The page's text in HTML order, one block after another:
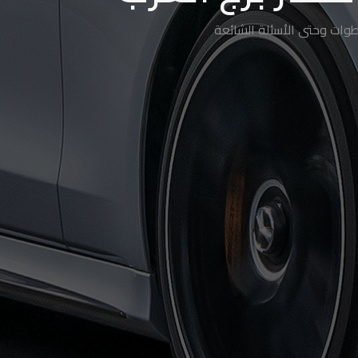
وحتى الأسئلة الشائعة